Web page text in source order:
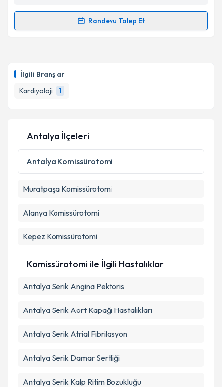
İlgili Branşlar
Kardiyoloji
1
Randevu Talep Et
Randevu Takvimi Talebi
takvim hazırlandığında e-posta ile bilgilendireceğiz.
E-posta Adresiniz
Kişisel verilerimin işlenmesine ilişkinAydınlatma
Metni
'ni okudum ve kişisel verilerimin belirtilen
kapsamda işlenmesini kabul ediyorum.
Antalya İlçeleri
Antalya Komissürotomi
Muratpaşa Komissürotomi
Alanya Komissürotomi
Kepez Komissürotomi
Komissürotomi ile İlgili Hastalıklar
Antalya Serik Angina Pektoris
Antalya Serik Aort Kapağı Hastalıkları
Antalya Serik Atrial Fibrilasyon
Antalya Serik Damar Sertliği
Antalya Serik Kalp Ritim Bozukluğu